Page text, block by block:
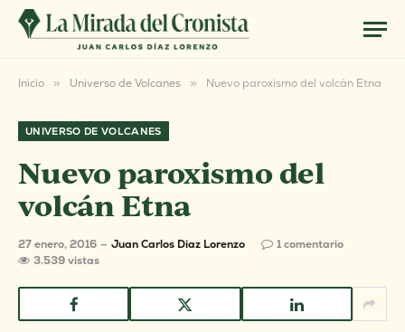
Inicio » Universo de Volcanes » Nuevo paroxismo del volcán Etna
UNIVERSO DE VOLCANES
Nuevo paroxismo del
volcán Etna
27 enero, 2016 Juan Carlos Diaz Lorenzo
1 comentario
3.539vistas